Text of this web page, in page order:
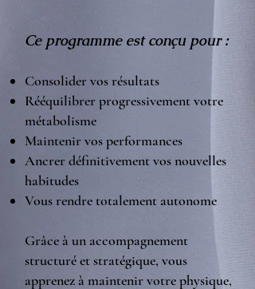
Ce programme est conçu pour :
Consolider vos résultats
Rééquilibrer progressivement votre
métabolisme
Maintenir vos performances
Ancrer définitivement vos nouvelles
habitudes
Vous rendre totalement autonome
Grâce à un accompagnement
structuré et stratégique, vous
apprenez à maintenir votre physique,